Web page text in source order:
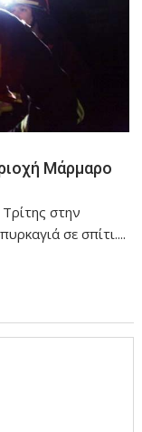
Μάρμαρο
στην
σε σπίτι....